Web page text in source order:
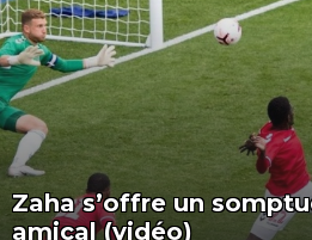
Zaha s’offre un
amical (vidéo)